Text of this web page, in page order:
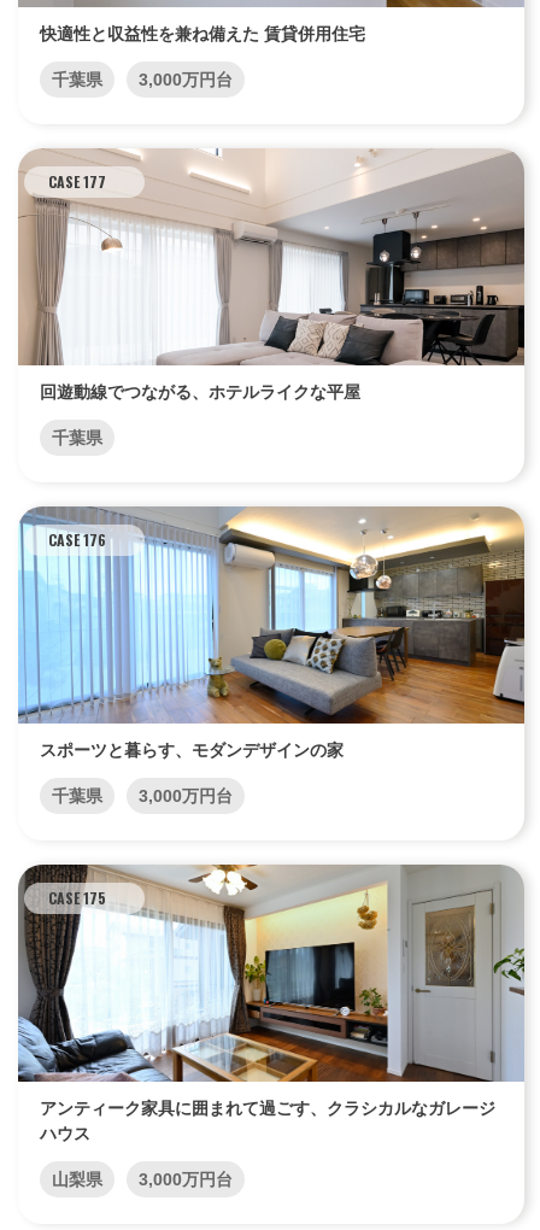
快適性と収益性を兼ね備えた 賃貸併用住宅
千葉県 3,000万円台
CASE 177
回遊動線でつながる、ホテルライクな平屋
千葉県
CASE 176
スポーツと暮らす、モダンデザインの家
千葉県 3,000万円台
CASE 175
アンティーク家具に囲まれて過ごす、クラシカルなガレージ
ハウス
山梨県 3,000万円台